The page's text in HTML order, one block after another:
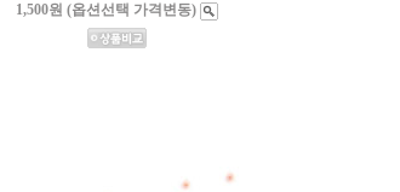
1,500원 (옵션선택 가격변동)